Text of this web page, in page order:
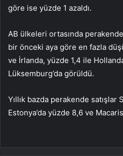
göre ise yüzde 1 azaldı.
AB ülkeleri ortasında
bir önceki aya göre en fazla
ve İrlanda, yüzde 1,4 ile
Lüksemburg’da görüldü.
Yıllık bazda perakende satışlar
Estonya’da yüzde 8,6 ve